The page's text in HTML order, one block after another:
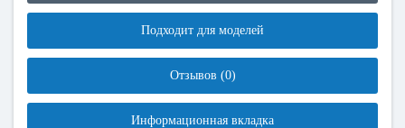
Подходит для моделей
Отзывов (0)
Информационная вкладка